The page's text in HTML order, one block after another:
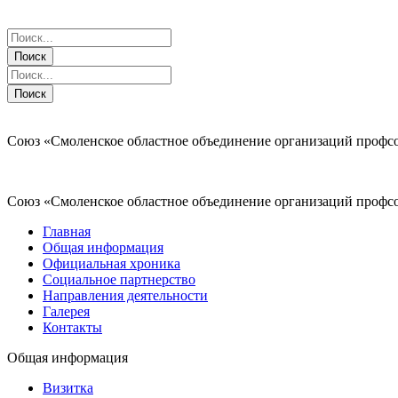
Поиск
Поиск
Поиск
Поиск
Союз «Смоленское областное объединение организаций
Союз «Смоленское областное объединение организаций
Главная
Общая информация
Официальная хроника
Социальное партнерство
Направления деятельности
Галерея
Контакты
Общая информация
Визитка